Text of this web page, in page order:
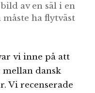
av en säl i en
ha flytväst
vi inne på att
mellan dansk
Vi recenserade